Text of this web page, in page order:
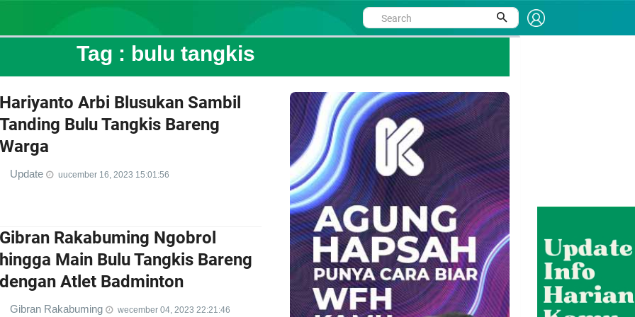
Tag : bulu tangkis
Hariyanto Arbi Blusukan Sambil
Tanding Bulu Tangkis Bareng
Warga
Update uucember 16, 2023 15:01:56
Gibran Rakabuming Ngobrol
hingga Main Bulu Tangkis Bareng
dengan Atlet Badminton
Gibran Rakabuming wecember 04, 2023 22:21:46